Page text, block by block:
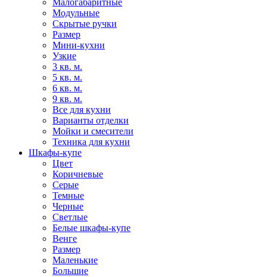
Малогабаритные
Модульные
Скрытые ручки
Размер
Мини-кухни
Узкие
3 кв. м.
5 кв. м.
6 кв. м.
9 кв. м.
Все для кухни
Варианты отделки
Мойки и смесители
Техника для кухни
Шкафы-купе
Цвет
Коричневые
Серые
Темные
Черные
Светлые
Белые шкафы-купе
Венге
Размер
Маленькие
Большие